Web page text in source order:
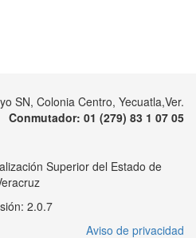
SN, Colonia Centro, Yecuatla,Ver.
Conmutador: 01 (279) 83 1 07 05
Superior del Estado de
2.0.7
Aviso de privacidad